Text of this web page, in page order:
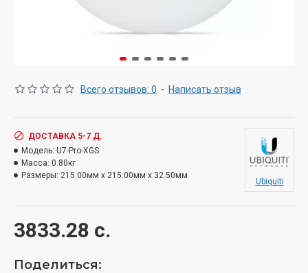
Всего отзывов: 0 - Написать отзыв
3833.28 с.
ДОСТАВКА 5-7 Д.
Модель: U7-Pro-XGS
Масса: 0.80кг
Размеры: 215.00мм x 215.00мм x 32.50мм
Ubiquiti
Поделиться: